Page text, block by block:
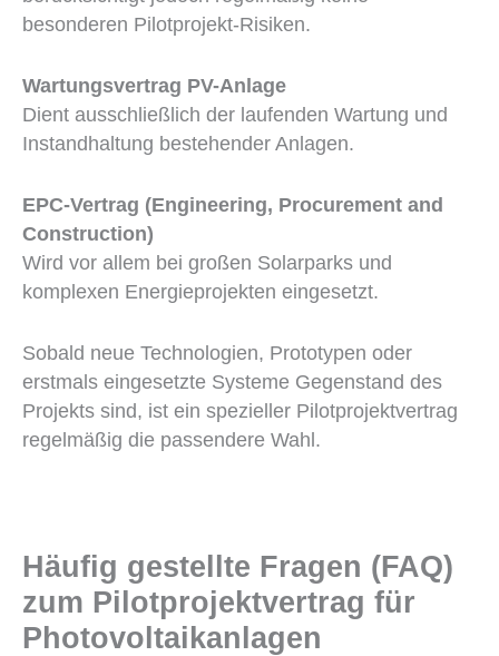
besonderen Pilotprojekt-Risiken.
Wartungsvertrag PV-Anlage
Dient ausschließlich der laufenden Wartung und
Instandhaltung bestehender Anlagen.
EPC-Vertrag (Engineering, Procurement and
Construction)
Wird vor allem bei großen Solarparks und
komplexen Energieprojekten eingesetzt.
Sobald neue Technologien, Prototypen oder
erstmals eingesetzte Systeme Gegenstand des
Projekts sind, ist ein spezieller Pilotprojektvertrag
regelmäßig die passendere Wahl.
Häufig gestellte Fragen (FAQ)
zum Pilotprojektvertrag für
Photovoltaikanlagen